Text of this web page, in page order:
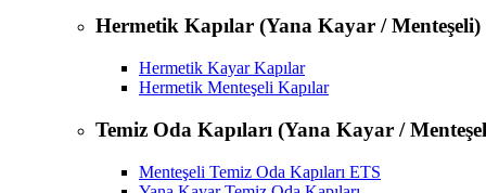
Hermetik Kapılar (Yana Kayar / Menteşeli)
Hermetik Kayar Kapılar
Hermetik Menteşeli Kapılar
Temiz Oda Kapıları (Yana Kayar /
Menteşeli Temiz Oda Kapıları ETS